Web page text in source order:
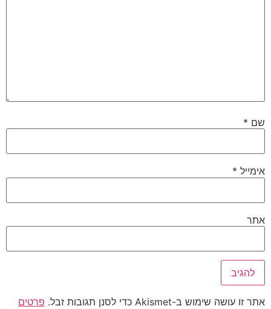
שם *
אימייל *
אתר
אתר זו עושה שימוש ב-Akismet כדי לסנן תגובות זבל.
פרטים